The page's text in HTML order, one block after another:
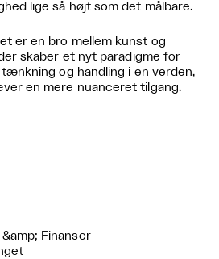
lige så højt som det målbare.
er en bro mellem kunst og
skaber et nyt paradigme for
og handling i en verden,
en mere nuanceret tilgang.
Finanser